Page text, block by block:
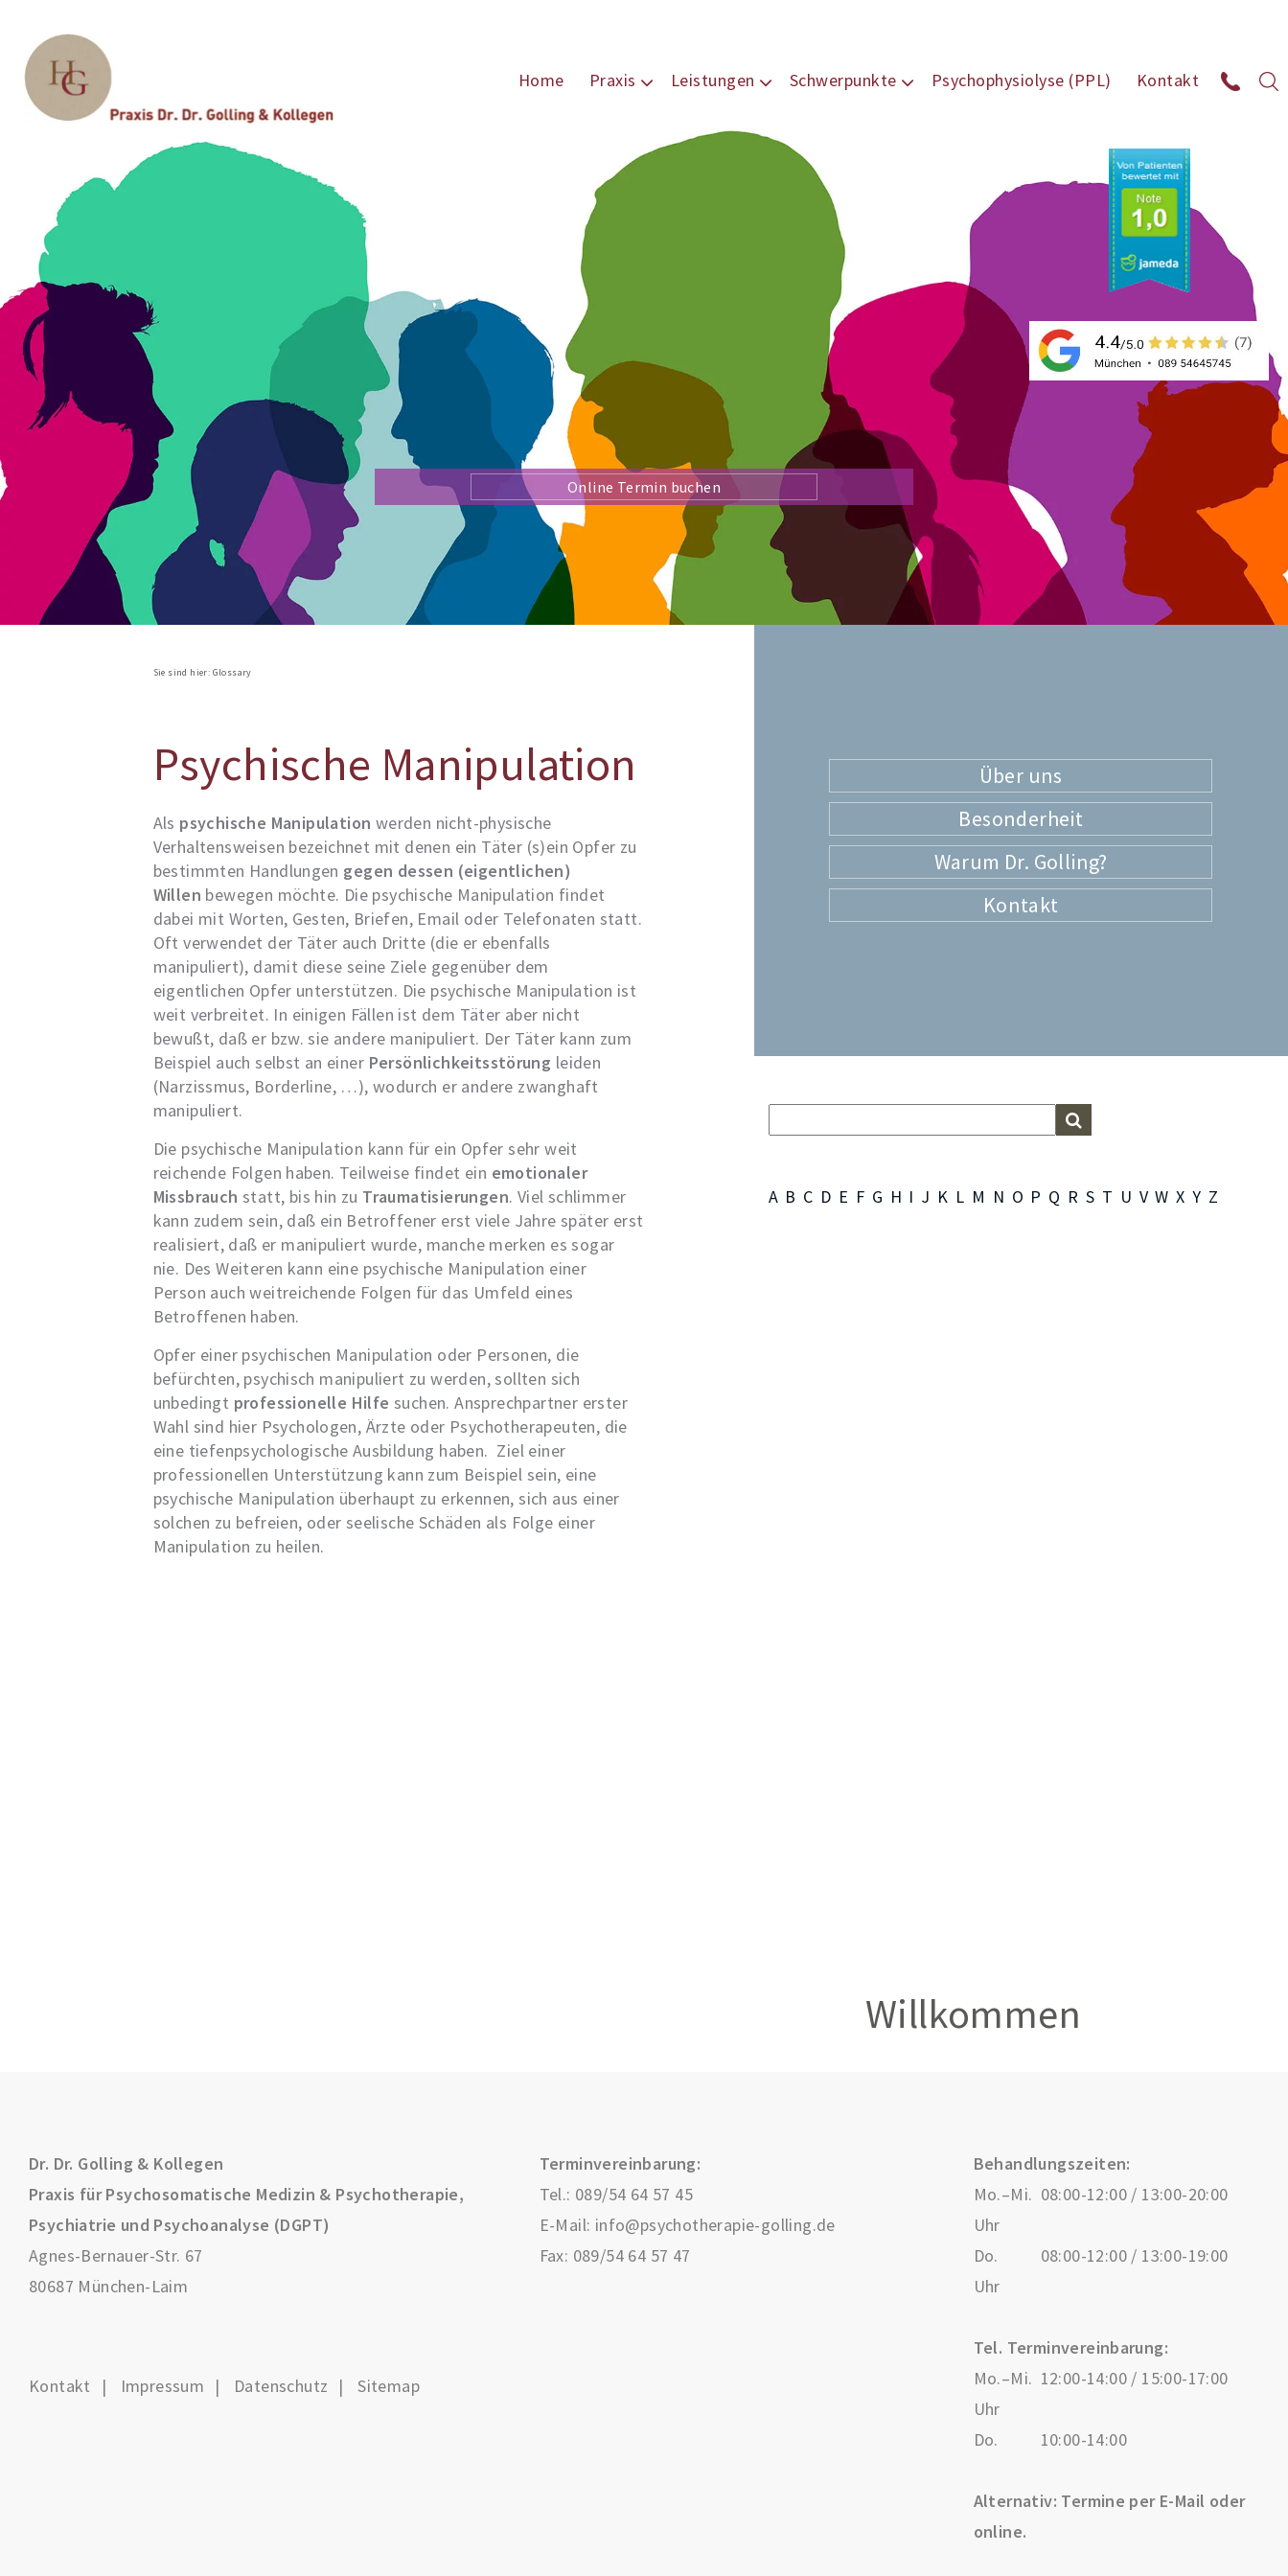
Home Praxis Leistungen Schwerpunkte Psychophysiolyse (PPL) Kontakt
Online Termin buchen
Sie sind hier: Glossary
Psychische Manipulation
Als psychische Manipulation werden nicht-physische
Verhaltensweisen bezeichnet mit denen ein Täter (s)ein Opfer zu
bestimmten Handlungen gegen dessen (eigentlichen)
Willen bewegen möchte. Die psychische Manipulation findet
dabei mit Worten, Gesten, Briefen, Email oder Telefonaten statt.
Oft verwendet der Täter auch Dritte (die er ebenfalls
manipuliert), damit diese seine Ziele gegenüber dem
eigentlichen Opfer unterstützen. Die psychische Manipulation ist
weit verbreitet. In einigen Fällen ist dem Täter aber nicht
bewußt, daß er bzw. sie andere manipuliert. Der Täter kann zum
Beispiel auch selbst an einer Persönlichkeitsstörung leiden
(Narzissmus, Borderline, …), wodurch er andere zwanghaft
manipuliert.
Die psychische Manipulation kann für ein Opfer sehr weit
reichende Folgen haben. Teilweise findet ein emotionaler
Missbrauch statt, bis hin zu Traumatisierungen. Viel schlimmer
kann zudem sein, daß ein Betroffener erst viele Jahre später erst
realisiert, daß er manipuliert wurde, manche merken es sogar
nie. Des Weiteren kann eine psychische Manipulation einer
Person auch weitreichende Folgen für das Umfeld eines
Betroffenen haben.
Opfer einer psychischen Manipulation oder Personen, die
befürchten, psychisch manipuliert zu werden, sollten sich
unbedingt professionelle Hilfe suchen. Ansprechpartner erster
Wahl sind hier Psychologen, Ärzte oder Psychotherapeuten, die
eine tiefenpsychologische Ausbildung haben. Ziel einer
professionellen Unterstützung kann zum Beispiel sein, eine
psychische Manipulation überhaupt zu erkennen, sich aus einer
solchen zu befreien, oder seelische Schäden als Folge einer
Manipulation zu heilen.
Über uns
Besonderheit
Warum Dr. Golling?
Kontakt
A B C D E F G H I J K L M N O P Q R S T U V W X Y Z
Willkommen
Dr. Dr. Golling & Kollegen
Praxis für Psychosomatische Medizin & Psychotherapie,
Psychiatrie und Psychoanalyse (DGPT)
Agnes-Bernauer-Str. 67
80687 München-Laim
Kontakt Impressum Datenschutz Sitemap
Terminvereinbarung:
Tel.: 089/54 64 57 45
E-Mail: info@psychotherapie-golling.de
Fax: 089/54 64 57 47
Behandlungszeiten:
Mo.–Mi. 08:00-12:00 / 13:00-20:00
Uhr
Do.
08:00-12:00 / 13:00-19:00
Uhr
Tel. Terminvereinbarung:
Mo.–Mi. 12:00-14:00 / 15:00-17:00
Uhr
Do.
10:00-14:00
Alternativ: Termine per E-Mail oder
online.